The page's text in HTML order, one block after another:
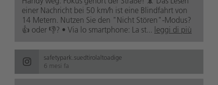
einer Nachricht bei 50 km/h ist eine Blindfahrt von
14 Metern. Nutzen Sie den "Nicht Stören"-Modus?
👍 oder 👎? • Via lo smartphone: La st... leggi di più
safetypark.suedtirolaltoadige
6 mesi fa